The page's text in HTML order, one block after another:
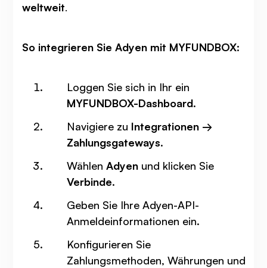
weltweit.
So integrieren Sie Adyen mit MYFUNDBOX:
Loggen Sie sich in Ihr ein
MYFUNDBOX-Dashboard.
Navigiere zu Integrationen →
Zahlungsgateways.
WählenAdyen und klicken Sie
Verbinde.
Geben Sie Ihre Adyen-API-
Anmeldeinformationen ein.
Konfigurieren Sie
Zahlungsmethoden, Währungen und